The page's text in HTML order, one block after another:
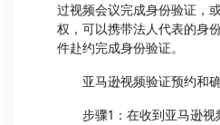
过视频会议完成身份验证，
权，可以携带法人代表的身
件赴约完成身份验证。
亚马逊视频验证预约和
步骤1：在收到亚马逊视